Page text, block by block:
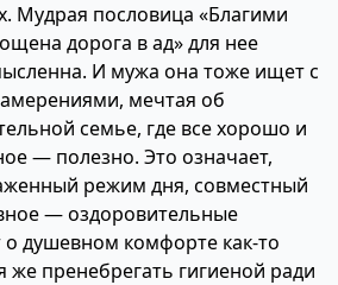
Мудрая пословица «Благими
дорога в ад» для нее
И мужа она тоже ищет с
мечтая об
семье, где все хорошо и
— полезно. Это означает,
режим дня, совместный
— оздоровительные
душевном комфорте как-то
же пренебрегать гигиеной ради